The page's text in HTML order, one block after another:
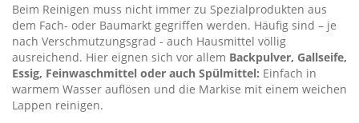
Beim Reinigen muss nicht immer zu Spezialprodukten aus
dem Fach- oder Baumarkt gegriffen werden. Häufig sind – je
nach Verschmutzungsgrad - auch Hausmittel völlig
ausreichend. Hier eignen sich vor allem Backpulver, Gallseife,
Essig, Feinwaschmittel oder auch Spülmittel: Einfach in
warmem Wasser auflösen und die Markise mit einem weichen
Lappen reinigen.